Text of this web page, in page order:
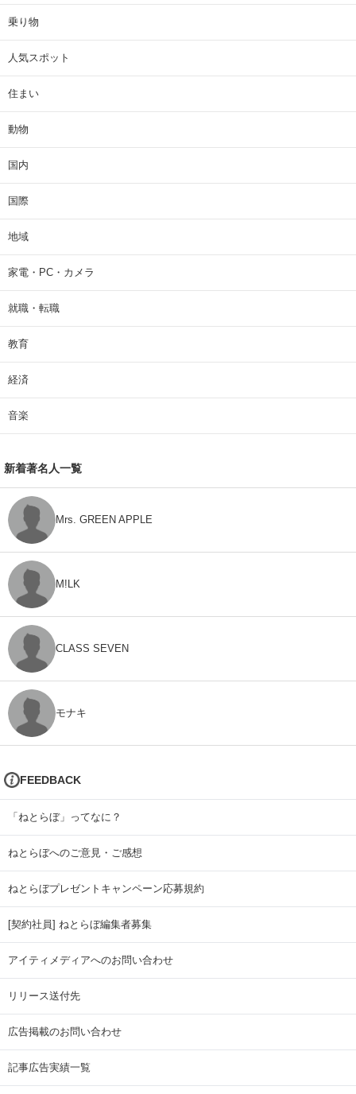
乗り物
人気スポット
住まい
動物
国内
国際
地域
家電・PC・カメラ
就職・転職
教育
経済
音楽
新着著名人一覧
Mrs. GREEN APPLE
M!LK
CLASS SEVEN
モナキ
FEEDBACK
「ねとらぼ」ってなに？
ねとらぼへのご意見・ご感想
ねとらぼプレゼントキャンペーン応募規約
[契約社員] ねとらぼ編集者募集
アイティメディアへのお問い合わせ
リリース送付先
広告掲載のお問い合わせ
記事広告実績一覧